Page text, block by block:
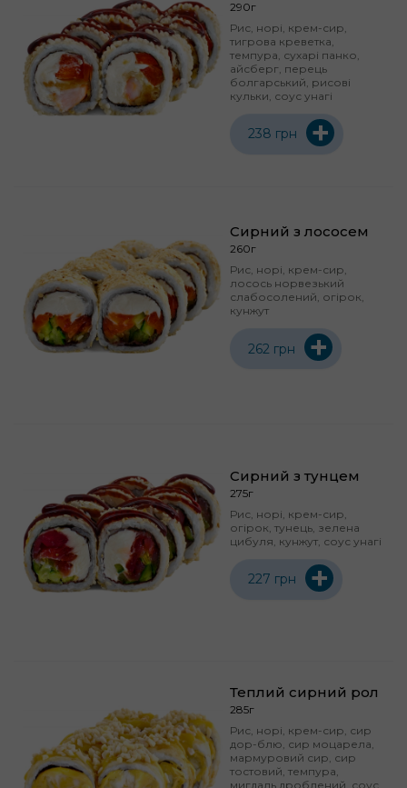
290г
Рис, норі, крем-сир,
тигрова креветка,
темпура, сухарі панко,
айсберг, перець
болгарський, рисові
кульки, соус унагі
238 грн +
Сирний з лососем
260г
Рис, норі, крем-сир,
лосось норвезький
слабосолений, огірок,
кунжут
262 грн +
Сирний з тунцем
275г
Рис, норі, крем-сир,
огірок, тунець, зелена
цибуля, кунжут, соус унагі
227 грн +
Теплий сирний рол
285г
Рис, норі, крем-сир, сир
дор-блю, сир моцарела,
мармуровий сир, сир
тостовий, темпура,
мигдаль дроблений, соус